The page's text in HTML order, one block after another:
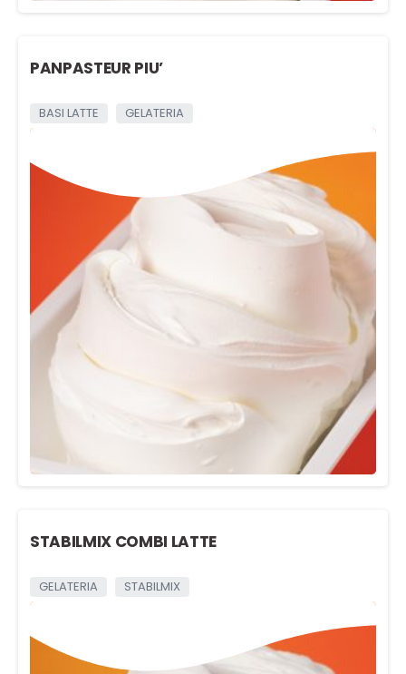
PANPASTEUR PIU’
BASI LATTE GELATERIA
STABILMIX COMBI LATTE
GELATERIA STABILMIX